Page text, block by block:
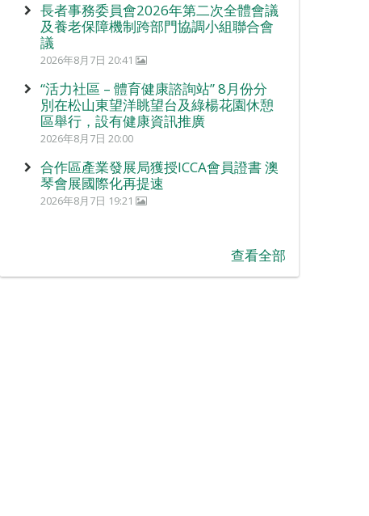
長者事務委員會2026年第二次全體會議
及養老保障機制跨部門協調小組聯合會
議
2026年8月7日 20:41
“活力社區 – 體育健康諮詢站” 8月份分
別在松山東望洋眺望台及綠楊花園休憩
區舉行，設有健康資訊推廣
2026年8月7日 20:00
合作區產業發展局獲授ICCA會員證書 澳
琴會展國際化再提速
2026年8月7日 19:21
查看全部